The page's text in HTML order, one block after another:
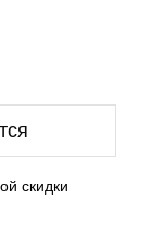
скидки